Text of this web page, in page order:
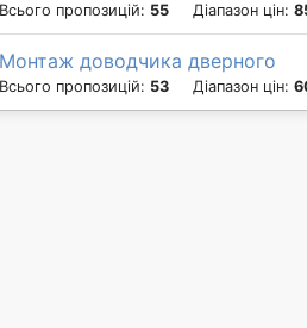
Всього пропозицій: 55 Діапазон цін:
Монтаж доводчика дверного
Всього пропозицій: 53 Діапазон цін: